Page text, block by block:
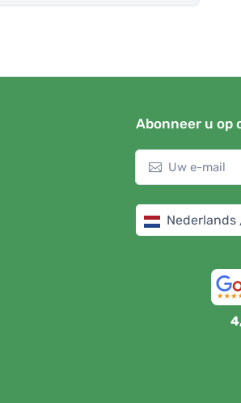
Abonneer u op
Nederlands